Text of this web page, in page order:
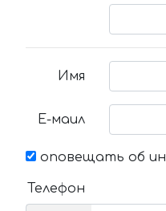
Имя
Е-маил
оповещать об
Телефон